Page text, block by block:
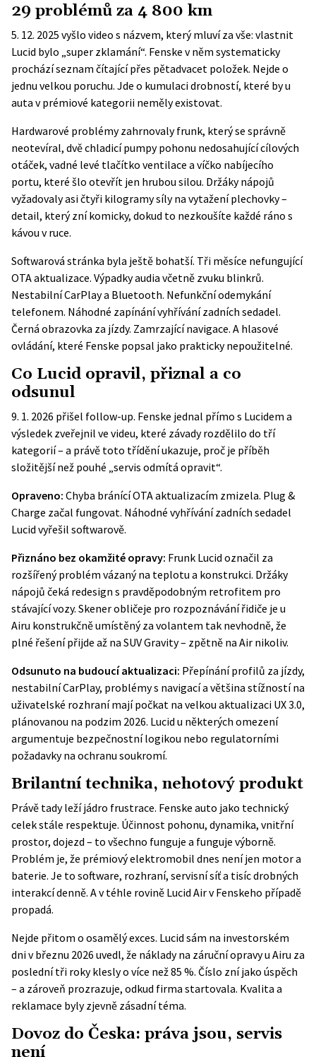
29 problémů za 4 800 km
5. 12. 2025 vyšlo video s názvem, který mluví za vše: vlastnit
Lucid bylo „super zklamání“. Fenske v něm systematicky
prochází seznam čítající přes pětadvacet položek. Nejde o
jednu velkou poruchu. Jde o kumulaci drobností, které by u
auta v prémiové kategorii neměly existovat.
Hardwarové problémy zahrnovaly frunk, který se správně
neotevíral, dvě chladicí pumpy pohonu nedosahující cílových
otáček, vadné levé tlačítko ventilace a víčko nabíjecího
portu, které šlo otevřít jen hrubou silou. Držáky nápojů
vyžadovaly asi čtyři kilogramy síly na vytažení plechovky –
detail, který zní komicky, dokud to nezkoušíte každé ráno s
kávou v ruce.
Softwarová stránka byla ještě bohatší. Tři měsíce nefungující
OTA aktualizace. Výpadky audia včetně zvuku blinkrů.
Nestabilní CarPlay a Bluetooth. Nefunkční odemykání
telefonem. Náhodné zapínání vyhřívání zadních sedadel.
Černá obrazovka za jízdy. Zamrzající navigace. A hlasové
ovládání, které Fenske popsal jako prakticky nepoužitelné.
Co Lucid opravil, přiznal a co
odsunul
9. 1. 2026 přišel follow-up. Fenske jednal přímo s Lucidem a
výsledek zveřejnil ve videu, které závady rozdělilo do tří
kategorií – a právě toto třídění ukazuje, proč je příběh
složitější než pouhé „servis odmítá opravit“.
Opraveno: Chyba bránící OTA aktualizacím zmizela. Plug &
Charge začal fungovat. Náhodné vyhřívání zadních sedadel
Lucid vyřešil softwarově.
Přiznáno bez okamžité opravy: Frunk Lucid označil za
rozšířený problém vázaný na teplotu a konstrukci. Držáky
nápojů čeká redesign s pravděpodobným retrofitem pro
stávající vozy. Skener obličeje pro rozpoznávání řidiče je u
Airu konstrukčně umístěný za volantem tak nevhodně, že
plné řešení přijde až na SUV Gravity – zpětně na Air nikoliv.
Odsunuto na budoucí aktualizaci: Přepínání profilů za jízdy,
nestabilní CarPlay, problémy s navigací a většina stížností na
uživatelské rozhraní mají počkat na velkou aktualizaci UX 3.0,
plánovanou na podzim 2026. Lucid u některých omezení
argumentuje bezpečnostní logikou nebo regulatorními
požadavky na ochranu soukromí.
Brilantní technika, nehotový produkt
Právě tady leží jádro frustrace. Fenske auto jako technický
celek stále respektuje. Účinnost pohonu, dynamika, vnitřní
prostor, dojezd – to všechno funguje a funguje výborně.
Problém je, že prémiový elektromobil dnes není jen motor a
baterie. Je to software, rozhraní, servisní síť a tisíc drobných
interakcí denně. A v téhle rovině Lucid Air v Fenskeho případě
propadá.
Nejde přitom o osamělý exces. Lucid sám na investorském
dni v březnu 2026 uvedl, že náklady na záruční opravy u Airu za
poslední tři roky klesly o více než 85 %. Číslo zní jako úspěch
– a zároveň prozrazuje, odkud firma startovala. Kvalita a
reklamace byly zjevně zásadní téma.
Dovoz do Česka: práva jsou, servis
není